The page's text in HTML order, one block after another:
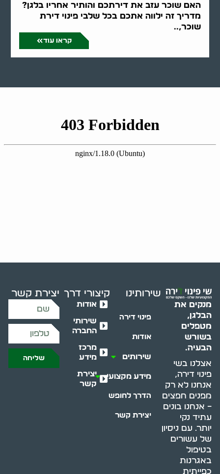
האם שוכר עזב את דירתכם והותיר אחריו בלגן?
מדריך זה ילווה אתכם בכל שלבי פינוי דירת
שוכר,..
קראו עוד
מנקים את
הבלגן,
מטפלים
בשורש
הבעיה.
אצלנו בשי
פינוי דירה,
אנחנו לא רק
מפנים חפצים
– אנחנו בונים
עתיד נקי
יותר. עם ניסיון
של עשורים
בטיפול
באגרנות
כפייתית
שירותינו
פינוי דירה
אודות
שירותים
מידע מקצועי
הדרך לחופש
יצירת קשר
קיצורי דרך
אודות
שירותי
החברה
מרכז
מידע
יצירת
קשר
יצירת קשר
שליחה